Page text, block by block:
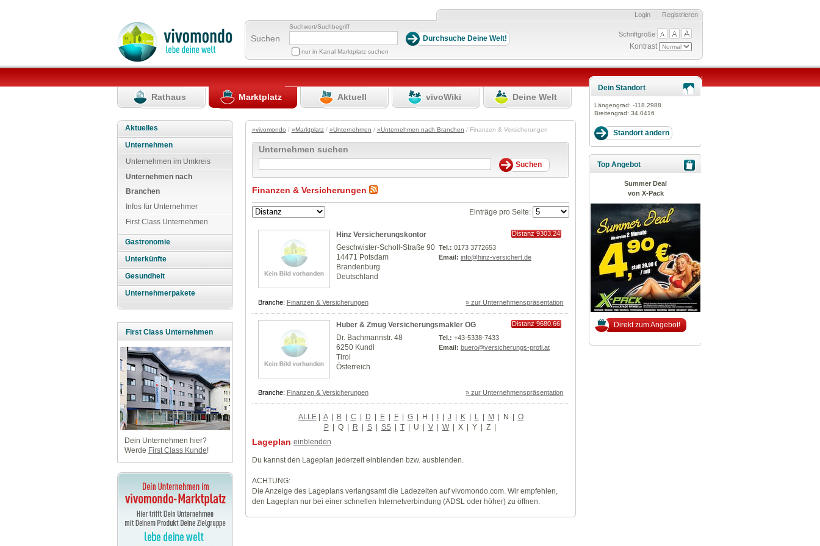
Registrieren
Login
Suchen
Suchwort/Suchbegriff
nur in Kanal Marktplatz suchen
Schriftgröße
Kontrast
Rathaus Marktplatz Aktuell vivoWiki Deine Welt
Aktuelles
Unternehmen
Unternehmen im Umkreis
Unternehmen nach
Branchen
Infos für Unternehmer
First Class Unternehmen
Gastronomie
Unterkünfte
Gesundheit
Unternehmerpakete
First Class Unternehmen
Dein Unternehmen hier?
Werde First Class Kunde!
»vivomondo / »Marktplatz/ »Unternehmen / »Unternehmen nach Branchen / Finanzen & Versicherungen
Unternehmen suchen
Finanzen & Versicherungen
Einträge pro Seite:
Hinz Versicherungskontor
Distanz 9303.24
Geschwister-Scholl-Straße 90
14471 Potsdam
Brandenburg
Deutschland
Tel.: 0173 3772653
Email: info@hinz-versichert.de
Branche: Finanzen & Versicherungen » zur Unternehmenspräsentation
Huber & Zmug Versicherungsmakler OG
Distanz 9680.66
Dr. Bachmannstr. 48
6250 Kundl
Tirol
Österreich
Tel.: +43-5338-7433
Email: buero@versicherungs-profi.at
Branche: Finanzen & Versicherungen » zur Unternehmenspräsentation
ALLE| A | B | C | D | E | F | G | H | I | J | K | L | M | N | O
P | Q | R | S | SS | T | U | V | W | X | Y | Z |
Lageplan einblenden
Du kannst den Lageplan jederzeit einblenden bzw. ausblenden.
ACHTUNG:
Die Anzeige des Lageplans verlangsamt die Ladezeiten auf vivomondo.com. Wir empfehlen,
den Lageplan nur bei einer schnellen Internetverbindung (ADSL oder höher) zu öffnen.
Dein Standort
Längengrad: -118.2988
Breitengrad: 34.0416
Top Angebot
Summer Deal
von X-Pack
Direkt zum Angebot!